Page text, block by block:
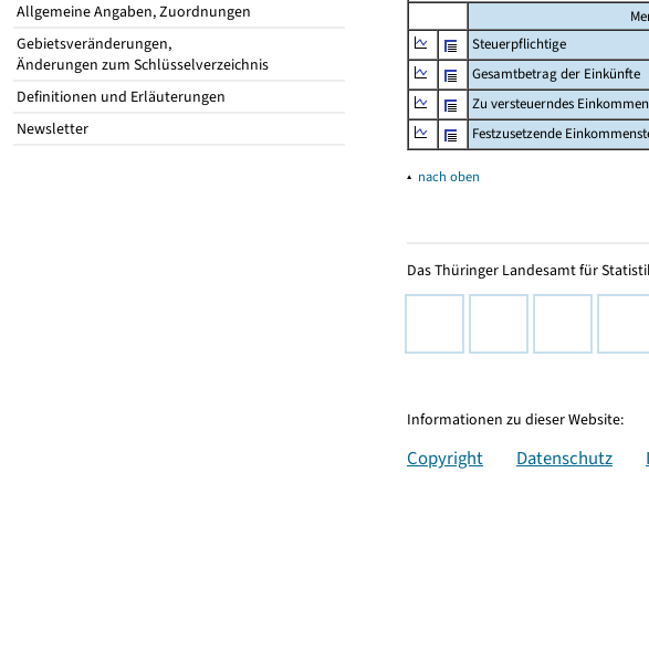
Allgemeine Angaben, Zuordnungen
Gebietsveränderungen,
Änderungen zum Schlüsselverzeichnis
Definitionen und Erläuterungen
Newsletter
Steuerpflichtige
Gesamtbetrag der Einkünfte
Zu versteuerndes Einkommen
Festzusetzende
▴ nach oben
Das Thüringer Landesamt für
Informationen zu dieser Website:
Copyright Datenschutz